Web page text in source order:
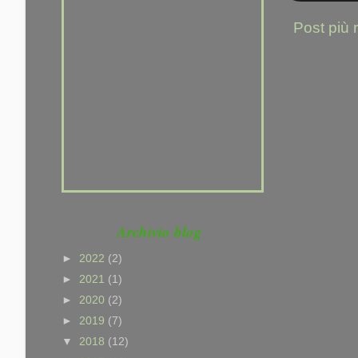
Post più
Archivio blog
► 2022 (2)
► 2021 (1)
► 2020 (2)
► 2019 (7)
▼ 2018 (12)